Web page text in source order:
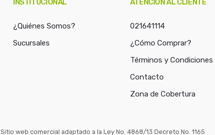
INSTITUCIONAL
¿Quiénes Somos?
Sucursales
ATENCIÓN AL CLIENTE
021641114
¿Cómo Comprar?
Términos y Condiciones
Contacto
Zona de Cobertura
Sitio web comercial adaptado a la Ley No. 4868/13 Decreto No. 1165